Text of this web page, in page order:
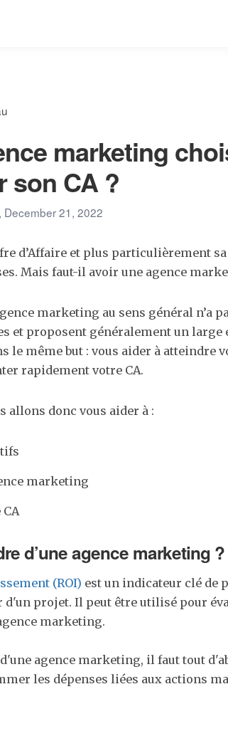
marketing
son CA ?
, December 21, 2022
d’Affaire et plus particulièrement
Mais faut-il avoir une agence
marketing au sens général n’a
et proposent généralement un large
le même but : vous aider à atteindre
rapidement votre CA.
allons donc vous aider à :
marketing
d’une agence marketing ?
(ROI) est un indicateur clé de
projet. Il peut être utilisé pour
marketing.
agence marketing, il faut tout
les dépenses liées aux actions